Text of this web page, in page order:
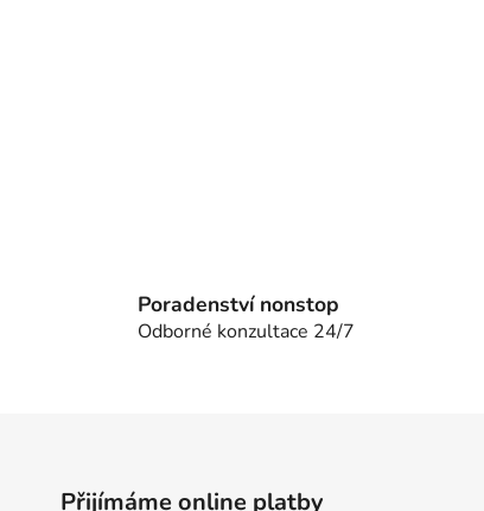
Poradenství nonstop
Odborné konzultace 24/7
Přijímáme online platby